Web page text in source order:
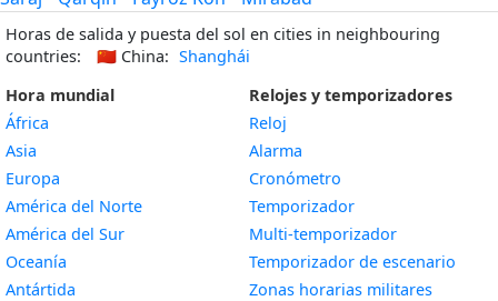
Horas de salida y puesta del sol en cities in neighbouring
countries:
🇨🇳 China: Shanghái
Hora mundial
África
Asia
Europa
América del Norte
América del Sur
Oceanía
Antártida
Relojes y temporizadores
Reloj
Alarma
Cronómetro
Temporizador
Multi-temporizador
Temporizador de escenario
Zonas horarias militares